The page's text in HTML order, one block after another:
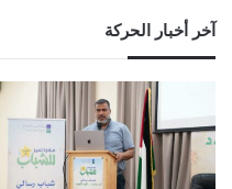
آخر أخبار الحركة